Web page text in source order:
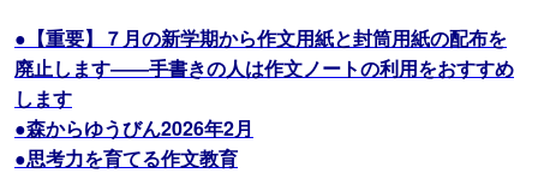
●【重要】７月の新学期から作文用紙と封筒用紙の配布を
廃止します――手書きの人は作文ノートの利用をおすすめ
します
●森からゆうびん2026年2月
●思考力を育てる作文教育